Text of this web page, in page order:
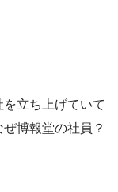
立ち上げていて
博報堂の社員？